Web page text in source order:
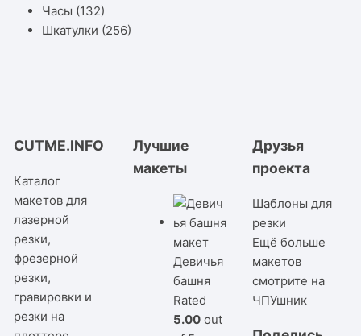
Часы (132)
Шкатулки (256)
CUTME.INFO
Каталог
макетов для
лазерной
резки,
фрезерной
резки,
гравировки и
резки на
Лучшие
макеты
Девичья
башня
Rated
5.00 out
Друзья
проекта
Шаблоны для
резки
Ещё больше
макетов
смотрите на
ЧПУшник